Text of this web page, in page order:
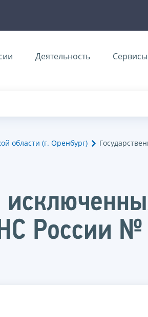
Деятельность Сервисы
области (г. Оренбург)
России №